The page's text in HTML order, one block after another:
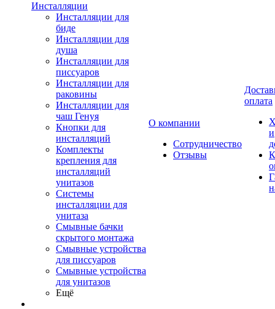
Инсталляции
Инсталляции для
биде
Инсталляции для
душа
Инсталляции для
писсуаров
Инсталляции для
раковины
Инсталляции для
чаш Генуя
Кнопки для
инсталляций
Комплекты
крепления для
инсталляций
унитазов
Системы
инсталляции для
унитаза
Смывные бачки
скрытого монтажа
Смывные устройства
для писсуаров
Смывные устройства
для унитазов
Ещё
О компании
Сотрудничество
Отзывы
оплата
и